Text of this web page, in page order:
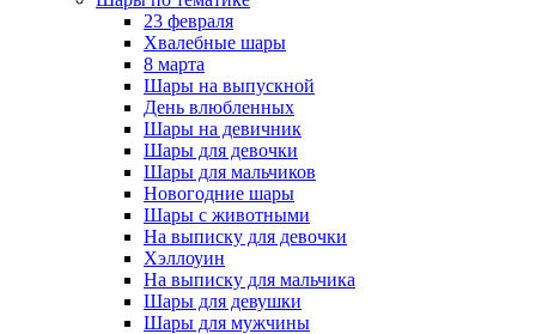
23 февраля
Хвалебные шары
8 марта
Шары на выпускной
День влюбленных
Шары на девичник
Шары для девочки
Шары для мальчиков
Новогодние шары
Шары с животными
На выписку для девочки
Хэллоуин
На выписку для мальчика
Шары для девушки
Шары для мужчины